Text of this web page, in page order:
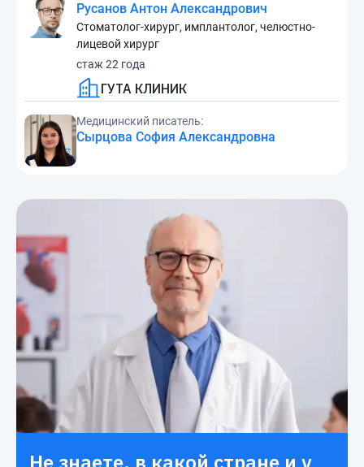
Русанов Антон Александрович
Стоматолог-хирург, имплантолог, челюстно-
лицевой хирург
стаж 22 года
ГУТА КЛИНИК
Медицинский писатель:
Сырцова София Александровна